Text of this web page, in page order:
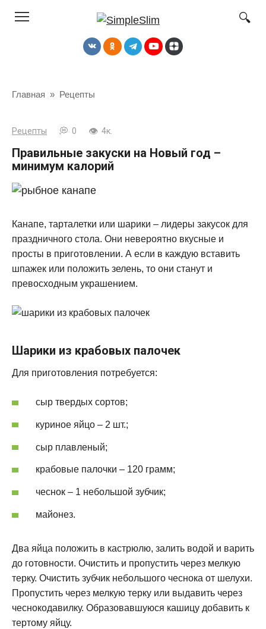
Главная » Рецепты
Рецепты 0 4к.
Правильные закуски на Новый год –
минимум калорий
Канапе, тарталетки или шарики – лидеры закусок для
праздничного стола. Они невероятно вкусные и
просты в приготовлении. А если в каждую вставить
шпажек или положить зелень, то они станут и
превосходным украшением.
Шарики из крабовых палочек
Для приготовления потребуется:
сыр твердых сортов;
куриное яйцо – 2 шт.;
сыр плавленый;
крабовые палочки – 120 грамм;
чеснок – 1 небольшой зубчик;
майонез.
Два яйца положить в кастрюлю, залить водой и варить
до готовности. Очистить и пропустить через мелкую
терку. Очистить зубчик небольшого чеснока от шелухи.
Пропустить через мелкую терку или выдавить через
чеснокодавилку. Образовавшуюся кашицу добавить к
тертому яйцу.